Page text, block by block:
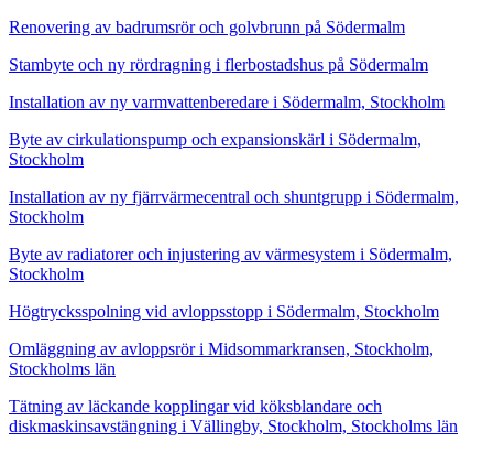
Renovering av badrumsrör och golvbrunn på Södermalm
Stambyte och ny rördragning i flerbostadshus på Södermalm
Installation av ny varmvattenberedare i Södermalm, Stockholm
Byte av cirkulationspump och expansionskärl i Södermalm,
Stockholm
Installation av ny fjärrvärmecentral och shuntgrupp i Södermalm,
Stockholm
Byte av radiatorer och injustering av värmesystem i Södermalm,
Stockholm
Högtrycksspolning vid avloppsstopp i Södermalm, Stockholm
Omläggning av avloppsrör i Midsommarkransen, Stockholm,
Stockholms län
Tätning av läckande kopplingar vid köksblandare och
diskmaskinsavstängning i Vällingby, Stockholm, Stockholms län